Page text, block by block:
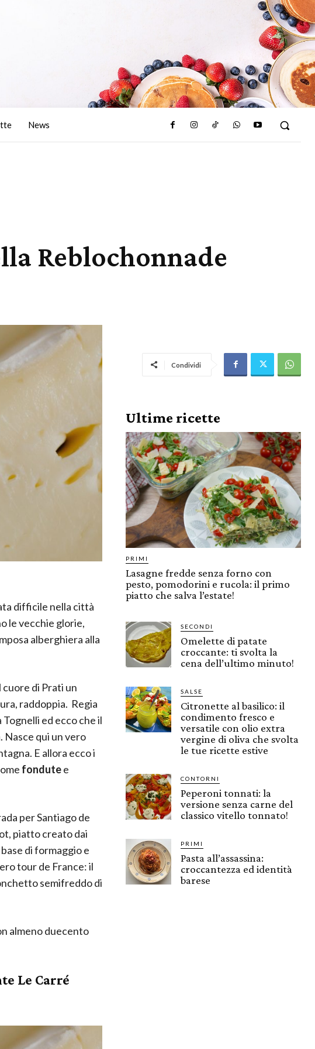
News
Reblochonnade
difficile nella città
le vecchie glorie,
alberghiera alla
di Prati un
raddoppia. Regia
ed ecco che il
Nasce qui un vero
E allora ecco i
fondutee
per Santiago de
piatto creato dai
di formaggio e
tour de France: il
semifreddo di
almeno duecento
Le Carré
Condividi
Ultime ricette
PRIMI
Lasagne fredde senza forno con
pesto, pomodorini e rucola: il primo
piatto che salva l’estate!
SECONDI
Omelette di patate
croccante: ti svolta la
cena dell’ultimo minuto!
SALSE
Citronette al basilico: il
condimento fresco e
versatile con olio extra
vergine di oliva che svolta
le tue ricette estive
CONTORNI
Peperoni tonnati: la
versione senza carne del
classico vitello tonnato!
PRIMI
Pasta all’assassina:
croccantezza ed identità
barese